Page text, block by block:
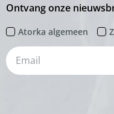
Ontvang onze
Atorka algemeen